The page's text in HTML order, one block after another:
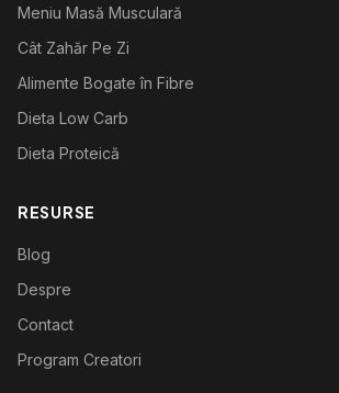
Meniu Masă Musculară
Cât Zahăr Pe Zi
Alimente Bogate în Fibre
Dieta Low Carb
Dieta Proteică
RESURSE
Blog
Despre
Contact
Program Creatori